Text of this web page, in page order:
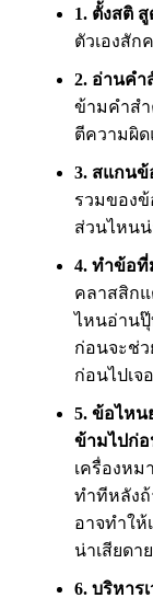
1. ตั้งสติ
ตัวเองสัก
2. อ่านคำ
ข้ามคำสำ
ตีความผิด
3. สแกนข้
รวมของ
ส่วนไหนน่
4. ทำข้อที่
คลาสสิก
ไหนอ่านปุ๊
ก่อนจะช่ว
ก่อนไปเจ
5. ข้อไหน
ข้ามไปก่อ
เครื่องหม
ทำทีหลังถ้
อาจทำให้
น่าเสียดาย
6. บริหาร